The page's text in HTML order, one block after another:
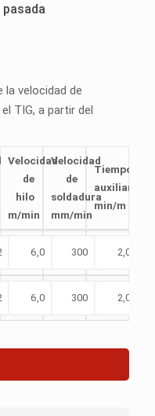
la velocidad de
TIG, a partir del
Velocidad
de
hilo
m/min
Velocidad
de
soldadura
mm/min
Tiempo
auxiliar
min/m